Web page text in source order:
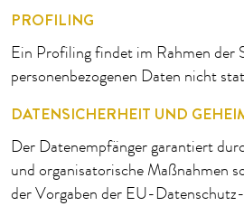
PROFILING
Ein Profiling findet im Rahmen der
personenbezogenen Daten nicht
DATENSICHERHEIT UND
Der Datenempfänger garantiert
und organisatorische Maßnahmen
der Vorgaben der EU-